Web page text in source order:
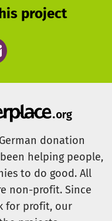
die Kaninchenhilfe
Zuschüsse o. ä.
angewiesen. Jeder
einem Auge blind ist.
die in
mit ihrer Behinderung
project
donation
helping people,
to do good. All
non-profit. Since
for profit, our